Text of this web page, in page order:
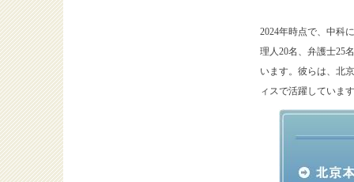
2024年時点で、中科
理人20名、弁護士25
います。彼らは、北
ィスで活躍していま